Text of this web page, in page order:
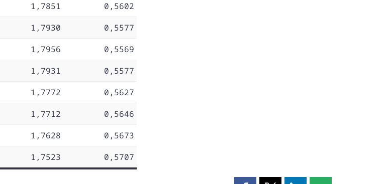
1,7851
0,5602
1,7930
0,5577
1,7956
0,5569
1,7931
0,5577
1,7772
0,5627
1,7712
0,5646
1,7628
0,5673
1,7523 0,5707